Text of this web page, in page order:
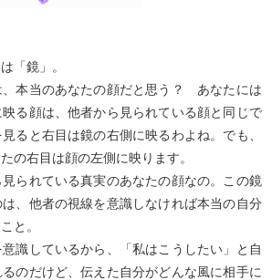
「鏡」。
、本当のあなたの顔だと思う？ あなたには
る顔は、他者から見られている顔と同じで
ると右目は鏡の右側に映るわよね。でも、
の右目は顔の左側に映ります。
られている真実のあなたの顔なの。この鏡
、他者の視線を意識しなければ本当の自分
と。
識しているから、「私はこうしたい」と自
のだけど、伝えた自分がどんな風に相手に